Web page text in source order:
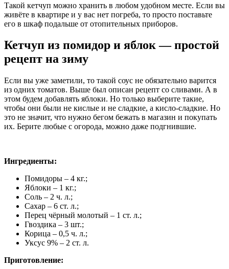
Такой кетчуп можно хранить в любом удобном месте. Если вы
живёте в квартире и у вас нет погреба, то просто поставьте
его в шкаф подальше от отопительных приборов.
Кетчуп из помидор и яблок — простой
рецепт на зиму
Если вы уже заметили, то такой соус не обязательно варится
из одних томатов. Выше был описан рецепт со сливами. А в
этом будем добавлять яблоки. Но только выберите такие,
чтобы они были не кислые и не сладкие, а кисло-сладкие. Но
это не значит, что нужно бегом бежать в магазин и покупать
их. Берите любые с огорода, можно даже подгнившие.
Ингредиенты:
Помидоры – 4 кг.;
Яблоки – 1 кг.;
Соль – 2 ч. л.;
Сахар – 6 ст. л.;
Перец чёрный молотый – 1 ст. л.;
Гвоздика – 3 шт.;
Корица – 0,5 ч. л.;
Уксус 9% – 2 ст. л.
Приготовление: